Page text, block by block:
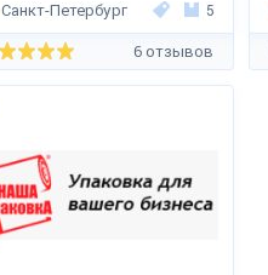
Санкт-Петербург 5
6 отзывов